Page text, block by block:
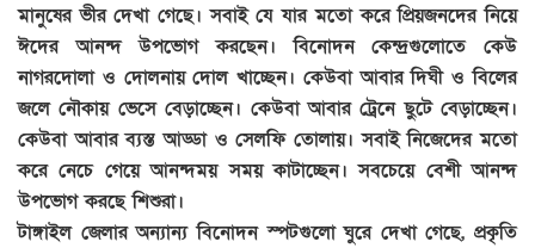
মানুষের ভীর দেখা গেছে। সবাই যে যার মতো করে প্রিয়জনদের নিয়ে
ঈদের আনন্দ উপভোগ করছেন। বিনোদন কেন্দ্রগুলোতে কেউ
নাগরদোলা ও দোলনায় দোল খাচ্ছেন। কেউবা আবার দিঘী ও বিলের
জলে নৌকায় ভেসে বেড়াচ্ছেন। কেউবা আবার ট্রেনে ছুটে বেড়াচ্ছেন।
কেউবা আবার ব্যস্ত আড্ডা ও সেলফি তোলায়। সবাই নিজেদের মতো
করে নেচে গেয়ে আনন্দময় সময় কাটাচ্ছেন। সবচেয়ে বেশী আনন্দ
উপভোগ করছে শিশুরা।
টাঙ্গাইল জেলার অন্যান্য বিনোদন স্পটগুলো ঘুরে দেখা গেছে, প্রকৃতি